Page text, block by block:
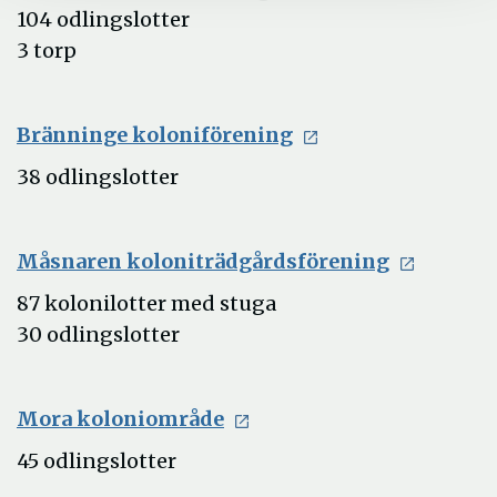
104 odlingslotter
3 torp
Bränninge koloniföreningÖppna
38 odlingslotter
Måsnaren koloniträdgårdsföreningÖppna
87 kolonilotter med stuga
30 odlingslotter
Mora koloniområdeÖppna
45 odlingslotter